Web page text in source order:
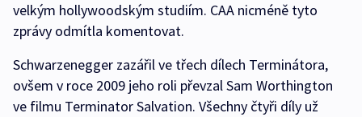
velkým hollywoodským studiím. CAA nicméně tyto
zprávy odmítla komentovat.
Schwarzenegger zazářil ve třech dílech Terminátora,
ovšem v roce 2009 jeho roli převzal Sam Worthington
ve filmu Terminator Salvation. Všechny čtyři díly už